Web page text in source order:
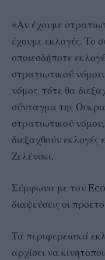
«Αν έχουμε
έχουμε εκλογές. Το
οποιεσδήποτε
στρατιωτικού
νόμος, τότε θα
σύνταγμα της
στρατιωτικού
διεξαχθούν εκλογές
Ζελένσκι.
Σύμφωνα με τον
διαψεύσεις οι
Τα περιφερειακά
αρχίσει να